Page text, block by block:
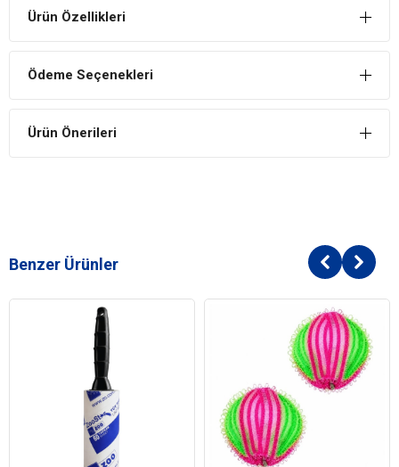
Ürün Özellikleri
Ödeme Seçenekleri
Ürün Önerileri
Benzer Ürünler